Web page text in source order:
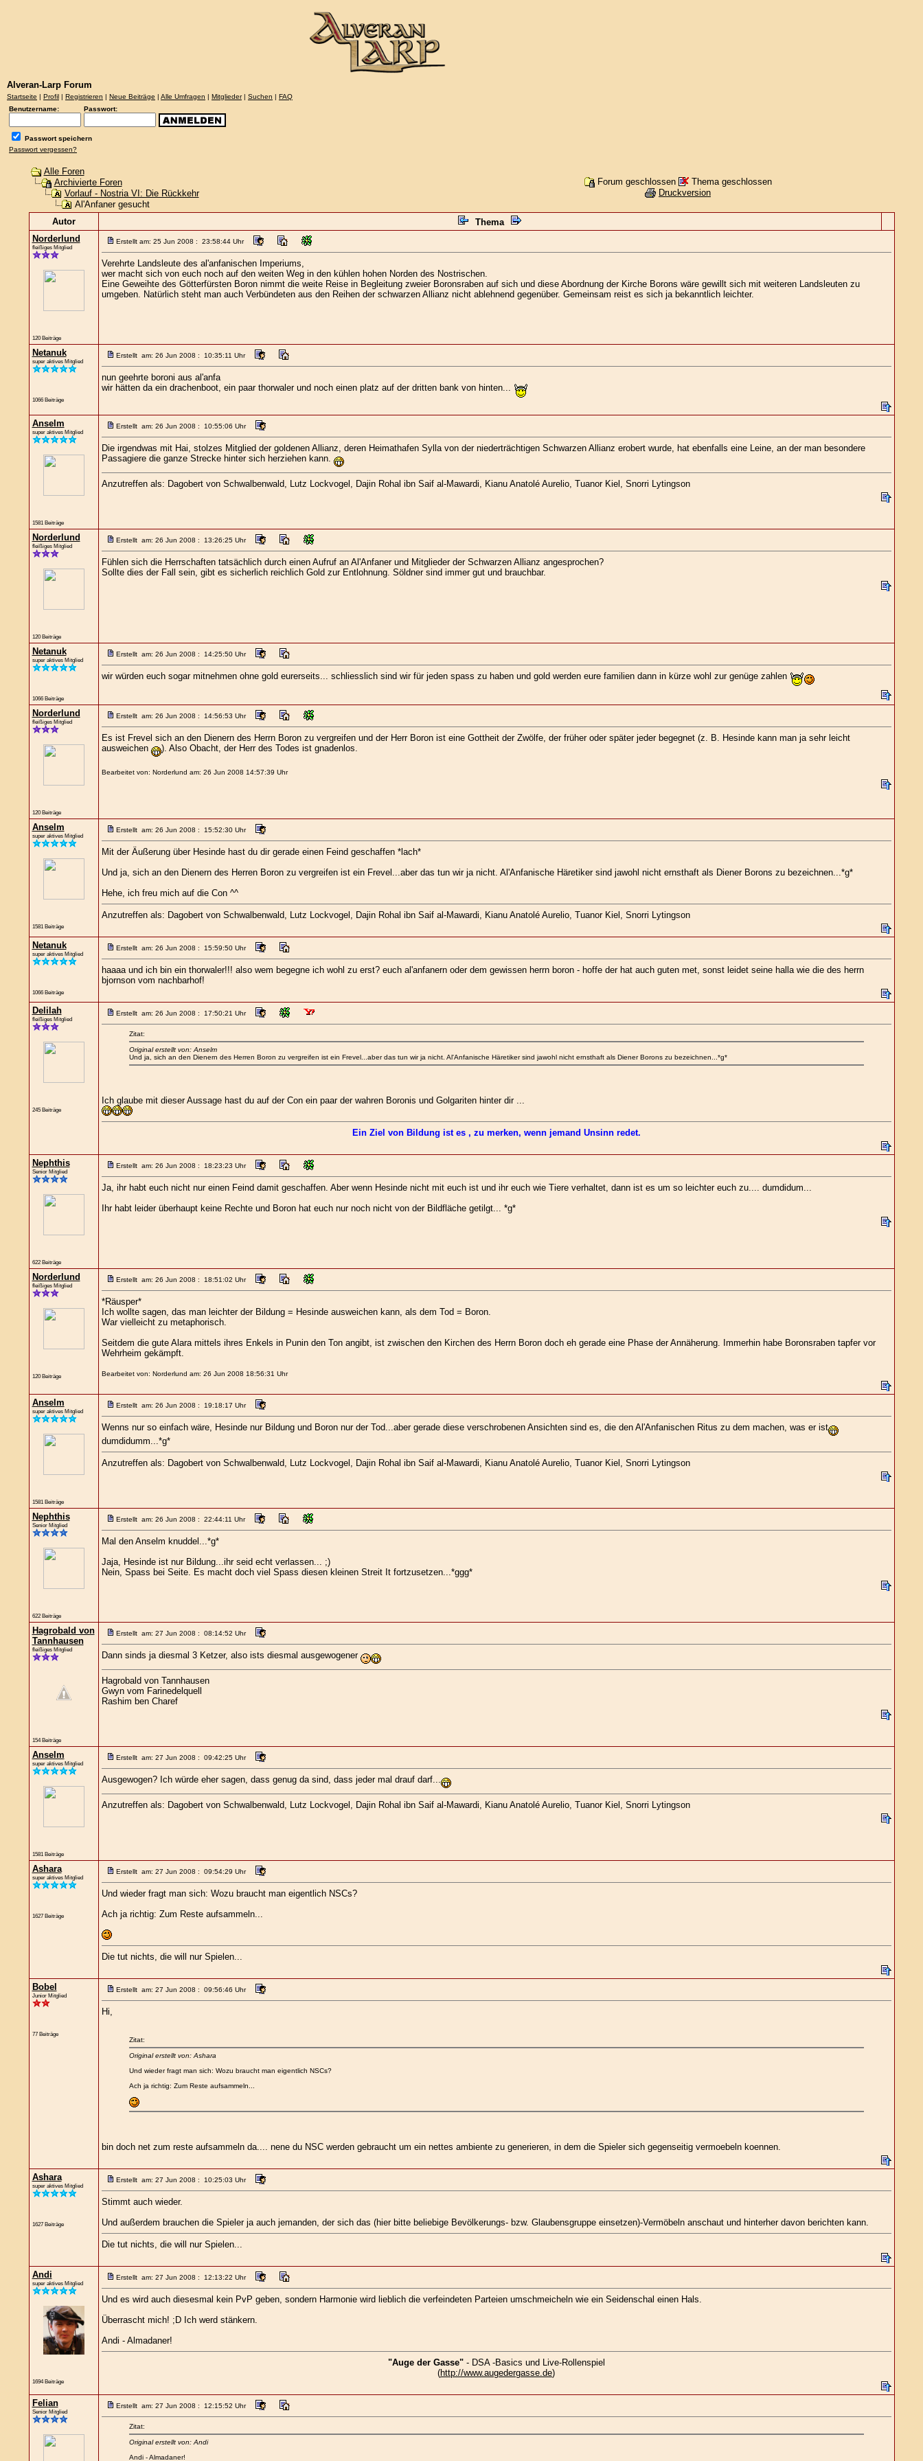
Alveran-Larp Forum
Startseite | Profil | Registrieren | Neue Beiträge | Alle Umfragen | Mitglieder| Suchen | FAQ
Benutzername:
Passwort:
Passwort speichern
Passwort vergessen?
Alle Foren
Archivierte Foren
Vorlauf - Nostria VI: Die Rückkehr
Al'Anfaner gesucht
Forum geschlossen
Thema geschlossen
Druckversion
Autor
Thema
Norderlund
fleißiges Mitglied
120 Beiträge
Erstellt am: 25 Jun 2008 : 23:58:44 Uhr
Verehrte Landsleute des al'anfanischen Imperiums,
wer macht sich von euch noch auf den weiten Weg in den kühlen hohen Norden des Nostrischen.
Eine Geweihte des Götterfürsten Boron nimmt die weite Reise in Begleitung zweier Boronsraben auf sich und diese Abordnung der Kirche Borons wäre gewillt sich mit weiteren Landsleuten zu
umgeben. Natürlich steht man auch Verbündeten aus den Reihen der schwarzen Allianz nicht ablehnend gegenüber. Gemeinsam reist es sich ja bekanntlich leichter.
Netanuk
super aktives Mitglied
1066 Beiträge
Erstellt am: 26 Jun 2008 : 10:35:11 Uhr
nun geehrte boroni aus al'anfa
wir hätten da ein drachenboot, ein paar thorwaler und noch einen platz auf der dritten bank von hinten...
Anselm
super aktives Mitglied
1581 Beiträge
Erstellt am: 26 Jun 2008 : 10:55:06 Uhr
Die irgendwas mit Hai, stolzes Mitglied der goldenen Allianz, deren Heimathafen Sylla von der niederträchtigen Schwarzen Allianz erobert wurde, hat ebenfalls eine Leine, an der man besondere
Passagiere die ganze Strecke hinter sich herziehen kann.
Anzutreffen als: Dagobert von Schwalbenwald, Lutz Lockvogel, Dajin Rohal ibn Saif al-Mawardi, Kianu Anatolé Aurelio, Tuanor Kiel, Snorri Lytingson
Norderlund
fleißiges Mitglied
120 Beiträge
Erstellt am: 26 Jun 2008 : 13:26:25 Uhr
Fühlen sich die Herrschaften tatsächlich durch einen Aufruf an Al'Anfaner und Mitglieder der Schwarzen Allianz angesprochen?
Sollte dies der Fall sein, gibt es sicherlich reichlich Gold zur Entlohnung. Söldner sind immer gut und brauchbar.
Netanuk
super aktives Mitglied
1066 Beiträge
Erstellt am: 26 Jun 2008 : 14:25:50 Uhr
wir würden euch sogar mitnehmen ohne gold eurerseits... schliesslich sind wir für jeden spass zu haben und gold werden eure familien dann in kürze wohl zur genüge zahlen
Norderlund
fleißiges Mitglied
120 Beiträge
Erstellt am: 26 Jun 2008 : 14:56:53 Uhr
Es ist Frevel sich an den Dienern des Herrn Boron zu vergreifen und der Herr Boron ist eine Gottheit der Zwölfe, der früher oder später jeder begegnet (z. B. Hesinde kann man ja sehr leicht
ausweichen
). Also Obacht, der Herr des Todes ist gnadenlos.
Bearbeitet von: Norderlund am: 26 Jun 2008 14:57:39 Uhr
Anselm
super aktives Mitglied
1581 Beiträge
Erstellt am: 26 Jun 2008 : 15:52:30 Uhr
Mit der Äußerung über Hesinde hast du dir gerade einen Feind geschaffen *lach*
Und ja, sich an den Dienern des Herren Boron zu vergreifen ist ein Frevel...aber das tun wir ja nicht. Al'Anfanische Häretiker sind jawohl nicht ernsthaft als Diener Borons zu bezeichnen...*g*
Hehe, ich freu mich auf die Con ^^
Anzutreffen als: Dagobert von Schwalbenwald, Lutz Lockvogel, Dajin Rohal ibn Saif al-Mawardi, Kianu Anatolé Aurelio, Tuanor Kiel, Snorri Lytingson
Netanuk
super aktives Mitglied
1066 Beiträge
Erstellt am: 26 Jun 2008 : 15:59:50 Uhr
haaaa und ich bin ein thorwaler!!! also wem begegne ich wohl zu erst? euch al'anfanern oder dem gewissen herrn boron - hoffe der hat auch guten met, sonst leidet seine halla wie die des herrn
bjornson vom nachbarhof!
Delilah
fleißiges Mitglied
245 Beiträge
Erstellt am: 26 Jun 2008 : 17:50:21 Uhr
Zitat:
Original erstellt von: Anselm
Und ja, sich an den Dienern des Herren Boron zu vergreifen ist ein Frevel...aber das tun wir ja nicht. Al'Anfanische Häretiker sind jawohl nicht ernsthaft als Diener Borons zu bezeichnen...*g*
Ich glaube mit dieser Aussage hast du auf der Con ein paar der wahren Boronis und Golgariten hinter dir ...
Ein Ziel von Bildung ist es , zu merken, wenn jemand Unsinn redet.
Nephthis
Senior Mitglied
622 Beiträge
Erstellt am: 26 Jun 2008 : 18:23:23 Uhr
Ja, ihr habt euch nicht nur einen Feind damit geschaffen. Aber wenn Hesinde nicht mit euch ist und ihr euch wie Tiere verhaltet, dann ist es um so leichter euch zu.... dumdidum...
Ihr habt leider überhaupt keine Rechte und Boron hat euch nur noch nicht von der Bildfläche getilgt... *g*
Norderlund
fleißiges Mitglied
120 Beiträge
Erstellt am: 26 Jun 2008 : 18:51:02 Uhr
*Räusper*
Ich wollte sagen, das man leichter der Bildung = Hesinde ausweichen kann, als dem Tod = Boron.
War vielleicht zu metaphorisch.
Seitdem die gute Alara mittels ihres Enkels in Punin den Ton angibt, ist zwischen den Kirchen des Herrn Boron doch eh gerade eine Phase der Annäherung. Immerhin habe Boronsraben tapfer vor
Wehrheim gekämpft.
Bearbeitet von: Norderlund am: 26 Jun 2008 18:56:31 Uhr
Anselm
super aktives Mitglied
1581 Beiträge
Erstellt am: 26 Jun 2008 : 19:18:17 Uhr
Wenns nur so einfach wäre, Hesinde nur Bildung und Boron nur der Tod...aber gerade diese verschrobenen Ansichten sind es, die den Al'Anfanischen Ritus zu dem machen, was er ist
dumdidumm...*g*
Anzutreffen als: Dagobert von Schwalbenwald, Lutz Lockvogel, Dajin Rohal ibn Saif al-Mawardi, Kianu Anatolé Aurelio, Tuanor Kiel, Snorri Lytingson
Nephthis
Senior Mitglied
622 Beiträge
Erstellt am: 26 Jun 2008 : 22:44:11 Uhr
Mal den Anselm knuddel...*g*
Jaja, Hesinde ist nur Bildung...ihr seid echt verlassen... ;)
Nein, Spass bei Seite. Es macht doch viel Spass diesen kleinen Streit It fortzusetzen...*ggg*
Hagrobald von
Tannhausen
fleißiges Mitglied
154 Beiträge
Erstellt am: 27 Jun 2008 : 08:14:52 Uhr
Dann sinds ja diesmal 3 Ketzer, also ists diesmal ausgewogener
Hagrobald von Tannhausen
Gwyn vom Farinedelquell
Rashim ben Charef
Anselm
super aktives Mitglied
1581 Beiträge
Erstellt am: 27 Jun 2008 : 09:42:25 Uhr
Ausgewogen? Ich würde eher sagen, dass genug da sind, dass jeder mal drauf darf...
Anzutreffen als: Dagobert von Schwalbenwald, Lutz Lockvogel, Dajin Rohal ibn Saif al-Mawardi, Kianu Anatolé Aurelio, Tuanor Kiel, Snorri Lytingson
Ashara
super aktives Mitglied
1627 Beiträge
Erstellt am: 27 Jun 2008 : 09:54:29 Uhr
Und wieder fragt man sich: Wozu braucht man eigentlich NSCs?
Ach ja richtig: Zum Reste aufsammeln...
Die tut nichts, die will nur Spielen...
Bobel
Junior Mitglied
77 Beiträge
Erstellt am: 27 Jun 2008 : 09:56:46 Uhr
Hi,
Zitat:
Original erstellt von: Ashara
Und wieder fragt man sich: Wozu braucht man eigentlich NSCs?
Ach ja richtig: Zum Reste aufsammeln...
bin doch net zum reste aufsammeln da.... nene du NSC werden gebraucht um ein nettes ambiente zu generieren, in dem die Spieler sich gegenseitig vermoebeln koennen.
Ashara
super aktives Mitglied
1627 Beiträge
Erstellt am: 27 Jun 2008 : 10:25:03 Uhr
Stimmt auch wieder.
Und außerdem brauchen die Spieler ja auch jemanden, der sich das (hier bitte beliebige Bevölkerungs- bzw. Glaubensgruppe einsetzen)-Vermöbeln anschaut und hinterher davon berichten kann.
Die tut nichts, die will nur Spielen...
Andi
super aktives Mitglied
1694 Beiträge
Erstellt am: 27 Jun 2008 : 12:13:22 Uhr
Und es wird auch diesesmal kein PvP geben, sondern Harmonie wird lieblich die verfeindeten Parteien umschmeicheln wie ein Seidenschal einen Hals.
Überrascht mich! ;D Ich werd stänkern.
Andi - Almadaner!
"Auge der Gasse"- DSA -Basics und Live-Rollenspiel
(http://www.augedergasse.de)
Felian
Senior Mitglied
Erstellt am: 27 Jun 2008 : 12:15:52 Uhr
Zitat:
Original erstellt von: Andi
Andi - Almadaner!